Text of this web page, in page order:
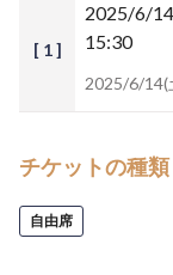
[ 1 ]
2025/6/
15:30
2025/6/14(
チケットの種
自由席